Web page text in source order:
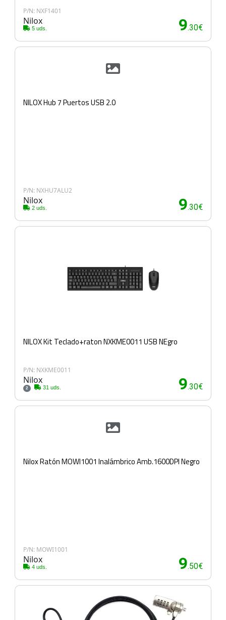
P/N: NXF1401
Nilox
5 uds. 9.30€
NILOX Hub 7 Puertos USB 2.0
P/N: NXHU7ALU2
Nilox
2 uds. 9.30€
NILOX Kit Teclado+raton NXKME0011 USB NEgro
P/N: NXKME0011
Nilox
2 31 uds. 9.30€
Nilox Ratón MOWI1001 Inalámbrico Amb.1600DPI Negro
P/N: MOWI1001
Nilox
4 uds. 9.50€